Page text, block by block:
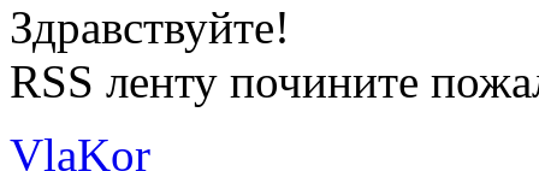
Здравствуйте!
RSS ленту почините
VlaKor